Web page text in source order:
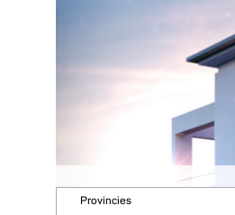
Provincies